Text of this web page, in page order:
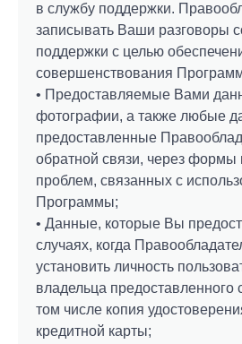
в службу поддержки.
записывать Ваши разговоры
поддержки с целью
совершенствования
• Предоставляемые Вами
фотографии, а также любые
предоставленные
обратной связи, через
проблем, связанных с
Программы;
• Данные, которые Вы
случаях, когда
установить личность
владельца предоставленного
том числе копия
кредитной карты;